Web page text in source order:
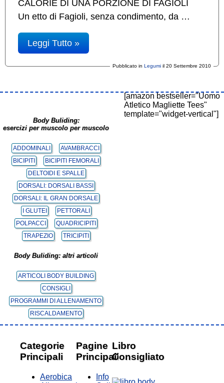
CALORIE DI UNA PORZIONE DI FAGIOLI
Un etto di Fagioli, senza condimento, da …
Leggi Tutto »
Pubblicato in Legumi il 20 Settembre 2010
[amazon bestseller="Uomo
Atletico Magliette Tees"
template="widget-vertical"]
Body Buliding:
esercizi per muscolo per muscolo
ADDOMINALI
AVAMBRACCI
BICIPITI
BICIPITI FEMORALI
DELTOIDI E SPALLE
DORSALI: DORSALI BASSI
DORSALI: IL GRAN DORSALE
I GLUTEI
PETTORALI
POLPACCI
QUADRICIPITI
TRAPEZIO
TRICIPITI
Body Buliding: altri articoli
ARTICOLI BODY BUILDING
CONSIGLI
PROGRAMMI DI ALLENAMENTO
RISCALDAMENTO
Categorie
Principali
Aerobica
Pagine
Principali
Info
Libro
Consigliato